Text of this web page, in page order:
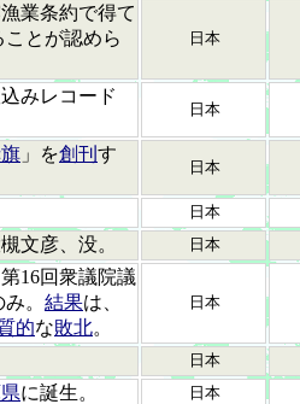
業条約で得て
とが認めら
日本
みレコード
日本
」を創刊 す
日本
日本
文彦、没。 日本
16回衆議院議
。 結果は、
的な敗北。
日本
日本
に誕生。 日本